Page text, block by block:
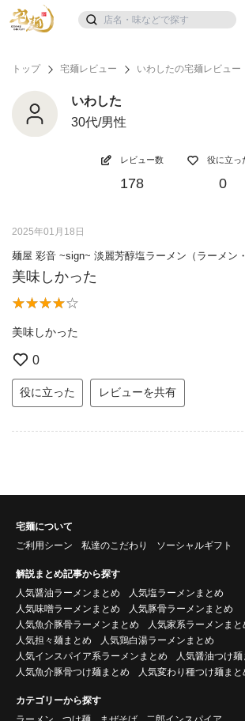
トップ 宅麺レビュー いわしたの宅麺レビュー
いわした
30代/男性
レビュー数
178
役に立っ
0
2025年01月18日
麺屋 彩音 ~sign~ 淡麗芳醇塩ラーメン（ラーメン・
美味しかった
美味しかった
0
役に立った レビューを共有
宅麺について
ご利用シーン
私達のこだわり ソーシャルギフト
解説まとめ記事から探す
人気醤油ラーメンまとめ
人気塩ラーメンまとめ
人気味噌ラーメンまとめ
人気豚骨ラーメンまとめ
人気魚介豚骨ラーメンまとめ
人気家系ラーメンまと
人気担々麺まとめ
人気鶏白湯ラーメンまとめ
人気インスパイア系ラーメンまとめ
人気醤油つけ麺
人気魚介豚骨つけ麺まとめ
人気変わり種つけ麺まと
カテゴリーから探す